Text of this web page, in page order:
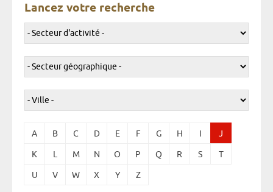
Lancez votre recherche
A B C D E F G H I J
K L M N O P Q R S T
U V W X Y Z